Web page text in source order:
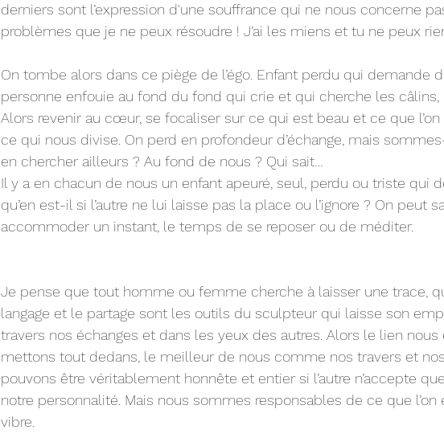
derniers sont l’expression d'une souffrance qui ne nous concerne
problèmes que je ne peux résoudre ! J’ai les miens et tu ne peux
On tombe alors dans ce piège de l’égo. Enfant perdu qui demande
personne enfouie au fond du fond qui crie et qui cherche les câlins,
Alors revenir au cœur, se focaliser sur ce qui est beau et ce que
ce qui nous divise. On perd en profondeur d’échange, mais
en chercher ailleurs ? Au fond de nous ? Qui sait…
Il y a en chacun de nous un enfant apeuré, seul, perdu ou triste qui
qu’en est-il si l’autre ne lui laisse pas la place ou l’ignore ? On peut
accommoder un instant, le temps de se reposer ou de méditer.
Je pense que tout homme ou femme cherche à laisser une trace,
langage et le partage sont les outils du sculpteur qui laisse son
travers nos échanges et dans les yeux des autres. Alors le lien
mettons tout dedans, le meilleur de nous comme nos travers et
pouvons être véritablement honnête et entier si l’autre n’accepte
notre personnalité. Mais nous sommes responsables de ce que l’on
vibre.